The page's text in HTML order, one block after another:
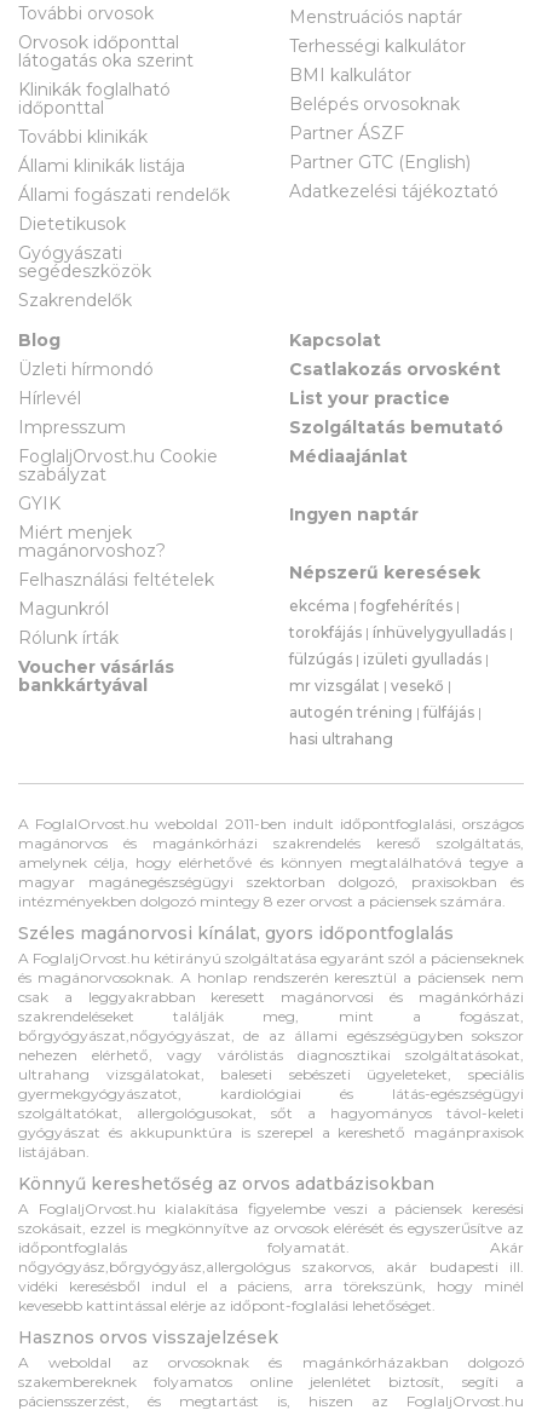
További orvosok
Orvosok időponttal
látogatás oka szerint
Klinikák foglalható
időponttal
További klinikák
Állami klinikák listája
Állami fogászati rendelők
Dietetikusok
Gyógyászati
segédeszközök
Szakrendelők
Menstruációs naptár
Terhességi kalkulátor
BMI kalkulátor
Belépés orvosoknak
Partner ÁSZF
Partner GTC (English)
Adatkezelési tájékoztató
Blog
Üzleti hírmondó
Hírlevél
Impresszum
FoglaljOrvost.hu Cookie
szabályzat
GYIK
Miért menjek
magánorvoshoz?
Felhasználási feltételek
Magunkról
Rólunk írták
Voucher vásárlás
bankkártyával
Kapcsolat
Csatlakozás orvosként
List your practice
Szolgáltatás bemutató
Médiaajánlat
Ingyen naptár
Népszerű keresések
ekcéma |fogfehérítés |
torokfájás | ínhüvelygyulladás |
fülzúgás | izületi gyulladás |
mr vizsgálat | vesekő |
autogén tréning |fülfájás |
hasi ultrahang
A FoglalOrvost.hu weboldal 2011-ben indult időpontfoglalási, országos
magánorvos és magánkórházi szakrendelés kereső szolgáltatás,
amelynek célja, hogy elérhetővé és könnyen megtalálhatóvá tegye a
magyar magánegészségügyi szektorban dolgozó, praxisokban és
intézményekben dolgozó mintegy 8 ezer orvost a páciensek számára.
Széles magánorvosi kínálat, gyors időpontfoglalás
A FoglaljOrvost.hu kétirányú szolgáltatása egyaránt szól a pácienseknek
és magánorvosoknak. A honlap rendszerén keresztül a páciensek nem
csak a leggyakrabban keresett magánorvosi és magánkórházi
szakrendeléseket találják meg, mint a fogászat,
bőrgyógyászat,nőgyógyászat, de az állami egészségügyben sokszor
nehezen elérhető, vagy várólistás diagnosztikai szolgáltatásokat,
ultrahang vizsgálatokat, baleseti sebészeti ügyeleteket, speciális
gyermekgyógyászatot, kardiológiai és látás-egészségügyi
szolgáltatókat, allergológusokat, sőt a hagyományos távol-keleti
gyógyászat és akkupunktúra is szerepel a kereshető magánpraxisok
listájában.
Könnyű kereshetőség az orvos adatbázisokban
A FoglaljOrvost.hu kialakítása figyelembe veszi a páciensek keresési
szokásait, ezzel is megkönnyítve az orvosok elérését és egyszerűsítve az
időpontfoglalás folyamatát. Akár
nőgyógyász,bőrgyógyász,allergológus szakorvos, akár budapesti ill.
vidéki keresésből indul el a páciens, arra törekszünk, hogy minél
kevesebb kattintással elérje az időpont-foglalási lehetőséget.
Hasznos orvos visszajelzések
A weboldal az orvosoknak és magánkórházakban dolgozó
szakembereknek folyamatos online jelenlétet biztosít, segíti a
páciensszerzést, és megtartást is, hiszen az FoglaljOrvost.hu